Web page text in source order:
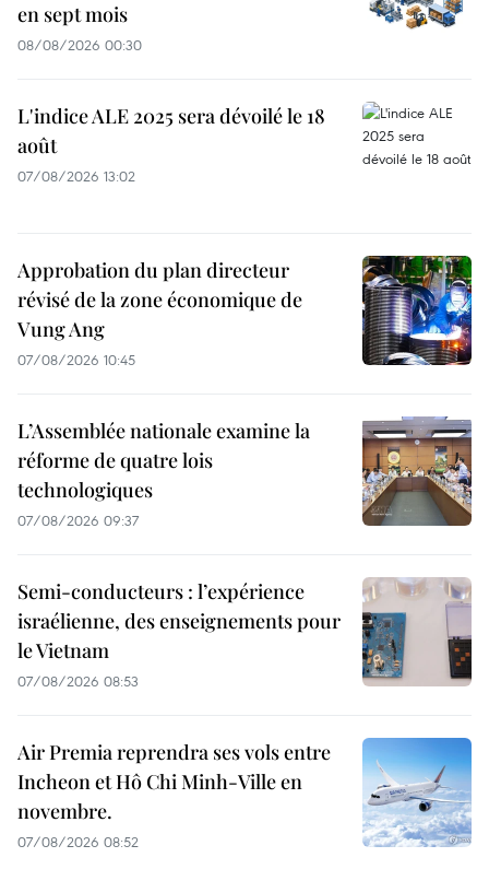
en sept mois
08/08/2026 00:30
L'indice ALE 2025 sera dévoilé le 18
août
07/08/2026 13:02
Approbation du plan directeur
révisé de la zone économique de
Vung Ang
07/08/2026 10:45
L’Assemblée nationale examine la
réforme de quatre lois
technologiques
07/08/2026 09:37
Semi-conducteurs : l’expérience
israélienne, des enseignements pour
le Vietnam
07/08/2026 08:53
Air Premia reprendra ses vols entre
Incheon et Hô Chi Minh-Ville en
novembre.
07/08/2026 08:52